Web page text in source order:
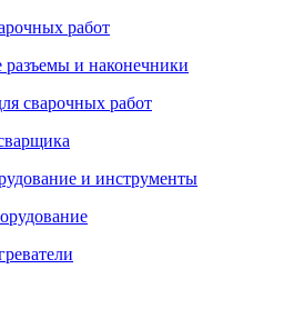
работ
разъемы и наконечники
сварочных работ
и инструменты